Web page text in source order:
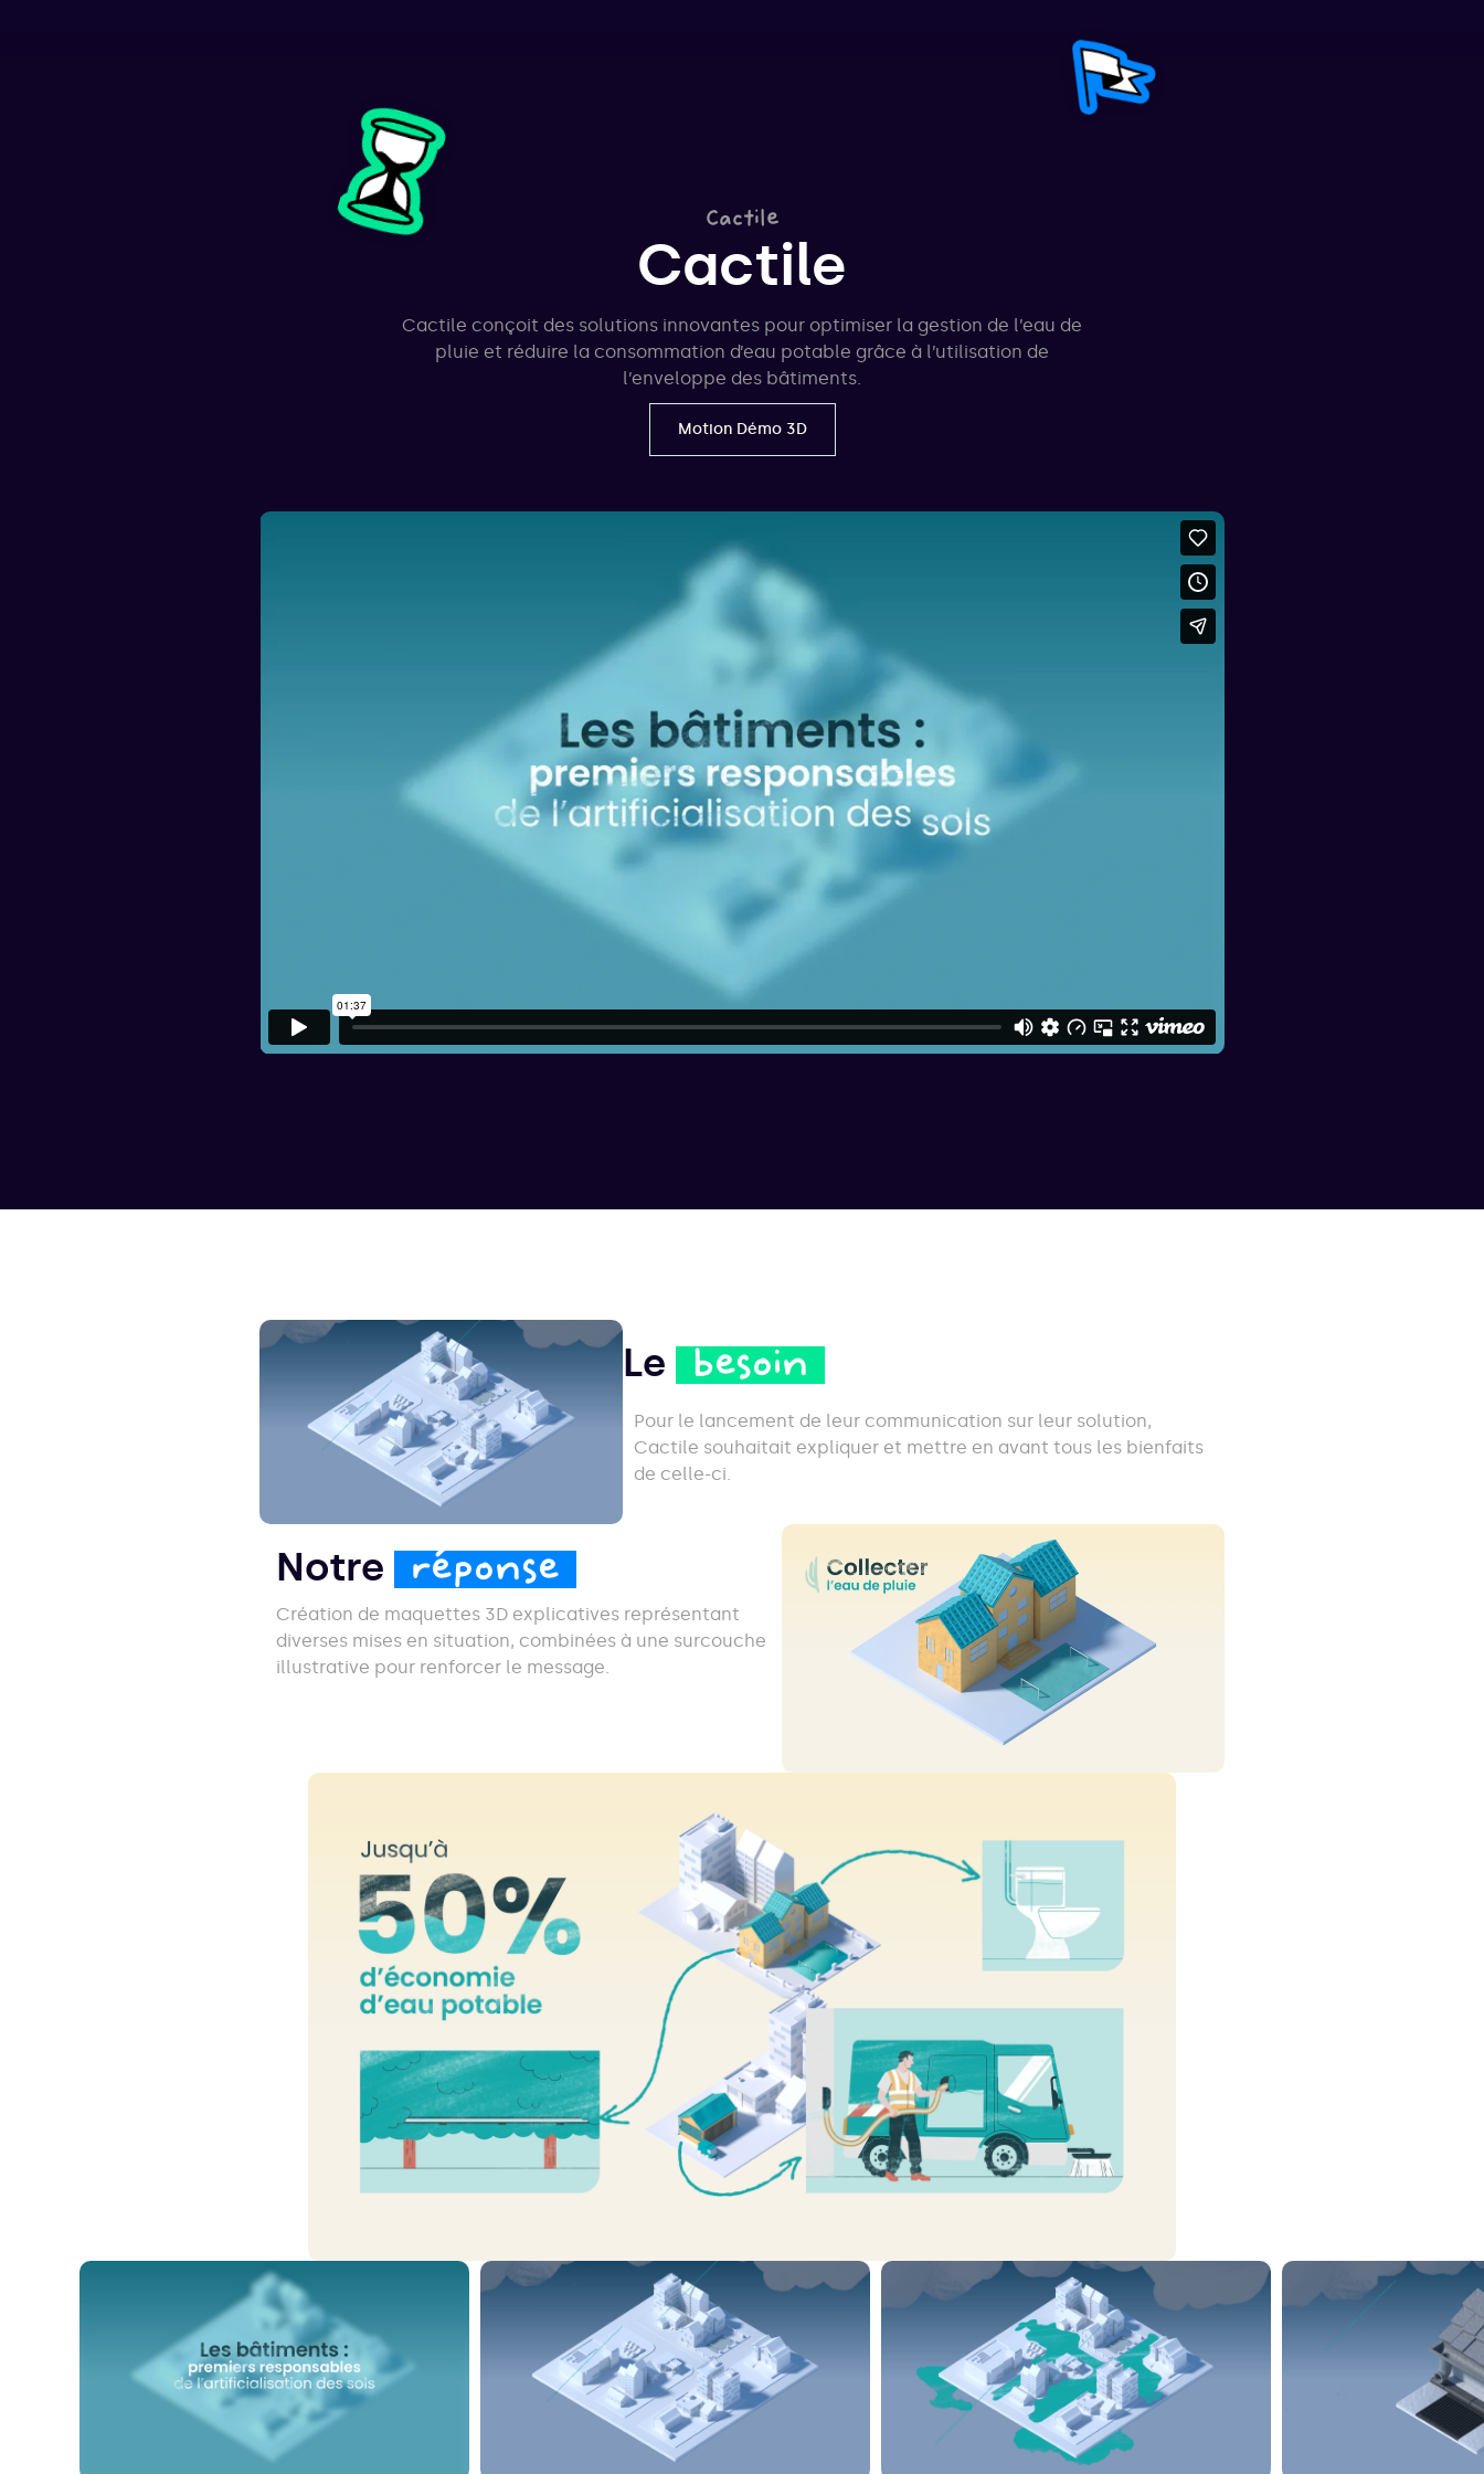
Cactile
Cactile
Cactile conçoit des solutions innovantes pour optimiser la gestion de l’eau de
pluie et réduire la consommation d’eau potable grâce à l’utilisation de
l’enveloppe des bâtiments.
Motion Démo 3D
Le besoin
Pour le lancement de leur communication sur leur solution,
Cactile souhaitait expliquer et mettre en avant tous les bienfaits
de celle-ci.
Notre réponse
Création de maquettes 3D explicatives représentant
diverses mises en situation, combinées à une surcouche
illustrative pour renforcer le message.